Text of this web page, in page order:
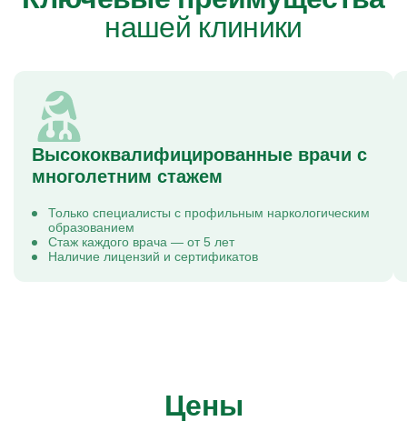
нашей клиники
Высококвалифицированные врачи с
многолетним стажем
Только специалисты с профильным наркологическим
образованием
Стаж каждого врача — от 5 лет
Наличие лицензий и сертификатов
Цены